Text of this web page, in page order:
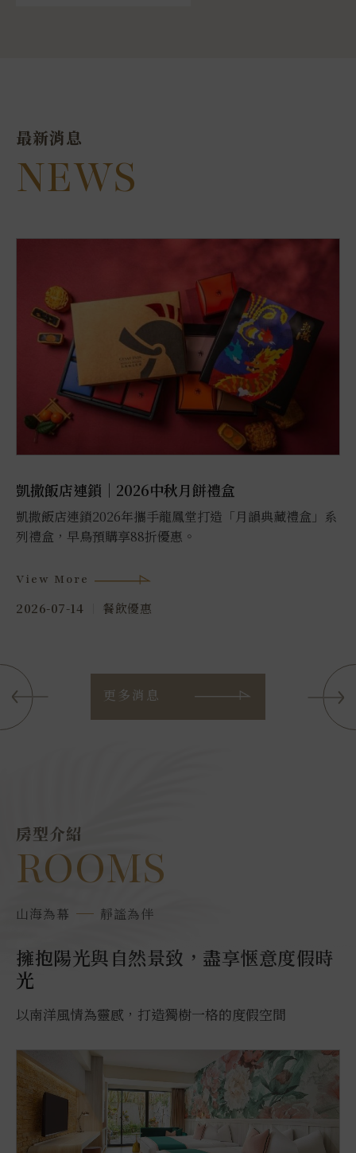
最新消息
NEWS
凱撒飯店連鎖｜2026中秋月餅禮盒
凱撒飯店連鎖2026年攜手龍鳳堂打造「月韻典藏禮盒」系
列禮盒，早鳥預購享88折優惠。
2026-07-14 餐飲優惠
View More
更多消息
房型介紹
ROOMS
山海為幕 靜謐為伴
擁抱陽光與自然景致，盡享愜意度假時
光
以南洋風情為靈感，打造獨樹一格的度假空間